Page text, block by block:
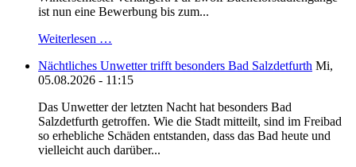
ist nun eine Bewerbung bis zum...
Weiterlesen …
Nächtliches Unwetter trifft besonders Bad Salzdetfurth Mi,
05.08.2026 - 11:15
Das Unwetter der letzten Nacht hat besonders Bad
Salzdetfurth getroffen. Wie die Stadt mitteilt, sind im Freibad
so erhebliche Schäden entstanden, dass das Bad heute und
vielleicht auch darüber...